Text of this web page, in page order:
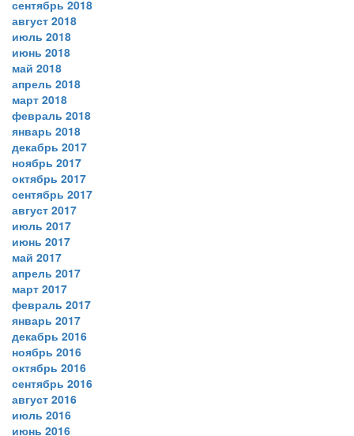
сентябрь 2018
август 2018
июль 2018
июнь 2018
май 2018
апрель 2018
март 2018
февраль 2018
январь 2018
декабрь 2017
ноябрь 2017
октябрь 2017
сентябрь 2017
август 2017
июль 2017
июнь 2017
май 2017
апрель 2017
март 2017
февраль 2017
январь 2017
декабрь 2016
ноябрь 2016
октябрь 2016
сентябрь 2016
август 2016
июль 2016
июнь 2016